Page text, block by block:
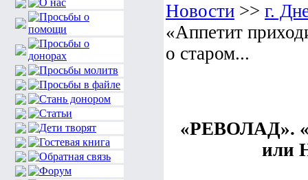
Новости >> г.
«Аппетит
о старом...
«РЕВОЛАД».
или